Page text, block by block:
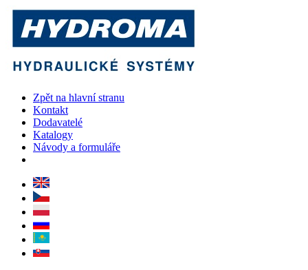
Zpět na hlavní stranu
Kontakt
Dodavatelé
Katalogy
Návody a formuláře